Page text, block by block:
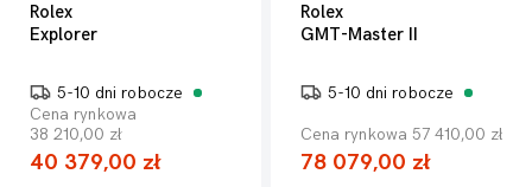
Rolex
Explorer
5-10 dni robocze
Cena rynkowa
38 210,00 zł
40 379,00 zł
Rolex
GMT-Master II
5-10 dni robocze
Cena rynkowa 57 410,00 zł
78 079,00 zł